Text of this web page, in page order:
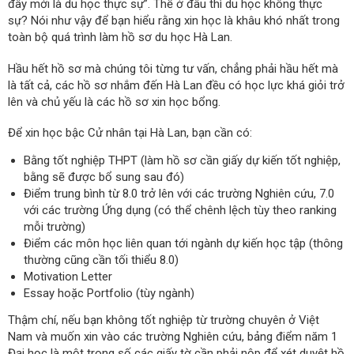
đây mới là du học thực sự”. Thế ở đâu thì du học không thực
sự? Nói như vậy để bạn hiểu rằng xin học là khâu khó nhất trong
toàn bộ quá trình làm hồ sơ du học Hà Lan.
Hầu hết hồ sơ mà chúng tôi từng tư vấn, chẳng phải hầu hết mà
là tất cả, các hồ sơ nhắm đến Hà Lan đều có học lực khá giỏi trở
lên và chủ yếu là các hồ sơ xin học bổng.
Để xin học bậc Cử nhân tại Hà Lan, bạn cần có:
Bằng tốt nghiệp THPT (làm hồ sơ cần giấy dự kiến tốt nghiệp,
bằng sẽ được bổ sung sau đó)
Điểm trung bình từ 8.0 trở lên với các trường Nghiên cứu, 7.0
với các trường Ứng dụng (có thể chênh lệch tùy theo ranking
mỗi trường)
Điểm các môn học liên quan tới ngành dự kiến học tập (thông
thường cũng cần tối thiểu 8.0)
Motivation Letter
Essay hoặc Portfolio (tùy ngành)
Thậm chí, nếu bạn không tốt nghiệp từ trường chuyên ở Việt
Nam và muốn xin vào các trường Nghiên cứu, bảng điểm năm 1